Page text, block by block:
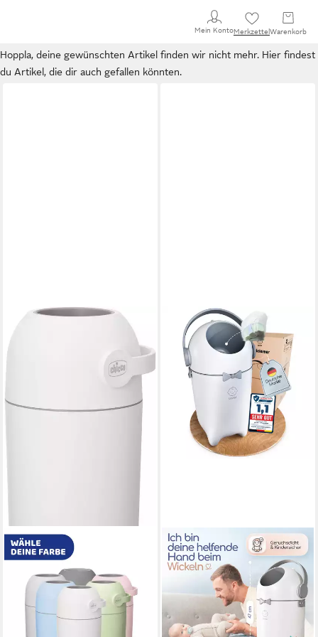
Mein KontoMerkzettel Warenkorb
Hoppla, deine gewünschten Artikel finden wir nicht mehr. Hier findest
du Artikel, die dir auch gefallen könnten.